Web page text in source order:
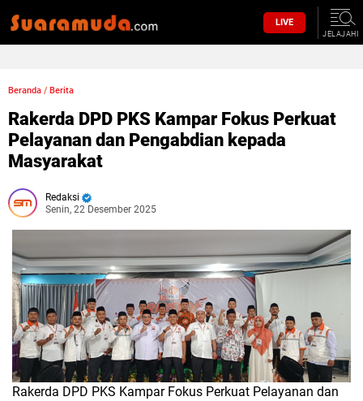
LIVE
JELAJAHI
Beranda / Berita
Rakerda DPD PKS Kampar Fokus Perkuat
Pelayanan dan Pengabdian kepada
Masyarakat
Redaksi
Senin, 22 Desember 2025
Rakerda DPD PKS Kampar Fokus Perkuat Pelayanan dan